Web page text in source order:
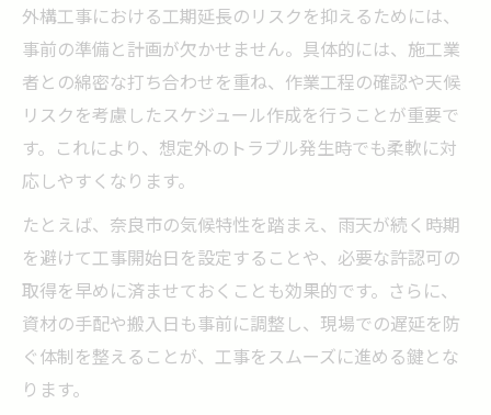
外構工事における工期延長のリスクを抑えるためには、
事前の準備と計画が欠かせません。具体的には、施工業
者との綿密な打ち合わせを重ね、作業工程の確認や天候
リスクを考慮したスケジュール作成を行うことが重要で
す。これにより、想定外のトラブル発生時でも柔軟に対
応しやすくなります。
たとえば、奈良市の気候特性を踏まえ、雨天が続く時期
を避けて工事開始日を設定することや、必要な許認可の
取得を早めに済ませておくことも効果的です。さらに、
資材の手配や搬入日も事前に調整し、現場での遅延を防
ぐ体制を整えることが、工事をスムーズに進める鍵とな
ります。